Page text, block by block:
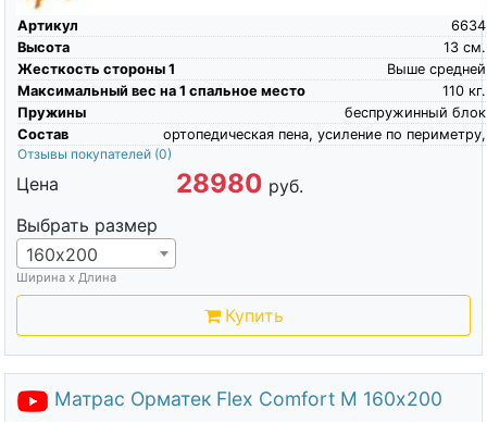
Артикул
6634
Высота
см.
13
Жесткость стороны 1
Выше средней
Максимальный вес на 1 спальное место
кг.
110
Пружины
беспружинный блок
Состав
ортопедическая пена, усиление по периметру,
Отзывы покупателей (0)
Цена 28980 руб.
Выбрать размер
160х200
Ширина х Длина
Купить
Матрас Орматек Flex Comfort M 160х200